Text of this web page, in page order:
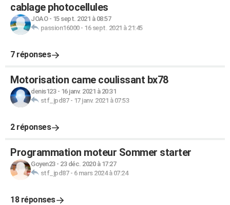
cablage photocellules
JOAO- 15 sept. 2021 à 08:57
passion16000- 16 sept. 2021 à 21:45
7 réponses
Motorisation came coulissant bx78
denis123- 16 janv. 2021 à 20:31
stf_jpd87- 17 janv. 2021 à 07:53
2 réponses
Programmation moteur Sommer starter
Goyen23- 23 déc. 2020 à 17:27
stf_jpd87- 6 mars 2024 à 07:24
18 réponses